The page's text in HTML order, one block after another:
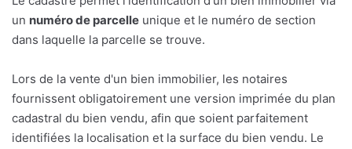
un numéro de parcelle unique et le numéro de section
dans laquelle la parcelle se trouve.
Lors de la vente d'un bien immobilier, les notaires
fournissent obligatoirement une version imprimée du plan
cadastral du bien vendu, afin que soient parfaitement
identifiées la localisation et la surface du bien vendu. Le